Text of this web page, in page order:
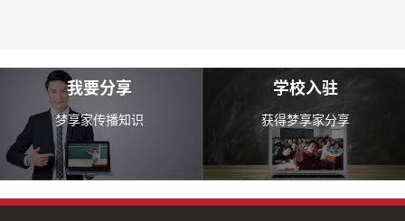
我要分享
梦享家传播知识
学校入驻
获得梦享家分享